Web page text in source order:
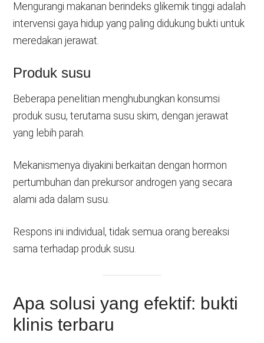
Mengurangi makanan berindeks glikemik tinggi adalah
intervensi gaya hidup yang paling didukung bukti untuk
meredakan jerawat.
Produk susu
Beberapa penelitian menghubungkan konsumsi
produk susu, terutama susu skim, dengan jerawat
yang lebih parah.
Mekanismenya diyakini berkaitan dengan hormon
pertumbuhan dan prekursor androgen yang secara
alami ada dalam susu.
Respons ini individual, tidak semua orang bereaksi
sama terhadap produk susu.
Apa solusi yang efektif: bukti
klinis terbaru